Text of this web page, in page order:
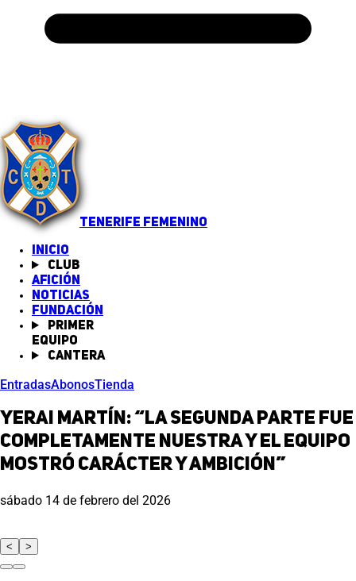
TENERIFE FEMENINO
INICIO
Club
Afición
Noticias
Fundación
Primer
equipo
Cantera
EntradasAbonosTienda
Yerai Martín: “La segunda parte fue
completamente nuestra y el equipo
mostró carácter y ambición”
sábado 14 de febrero del 2026
< >